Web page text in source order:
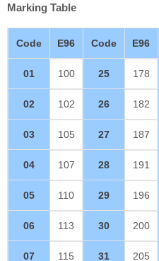
Marking Table
Code E96 Code E96
01 100 25 178
02 102 26 182
03 105 27 187
04 107 28 191
05 110 29 196
06 113 30 200
07 115 31 205